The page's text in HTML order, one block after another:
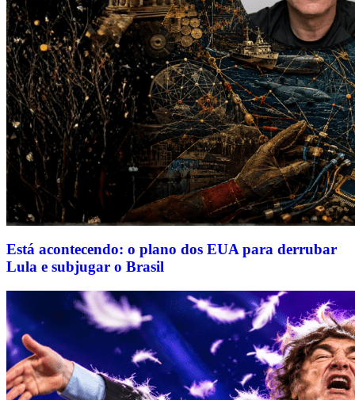
Está acontecendo: o plano dos EUA para derrubar
Lula e subjugar o Brasil